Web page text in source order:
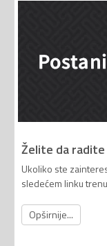
Želite da radite
Ukoliko ste
sledećem linku
Opširnije...